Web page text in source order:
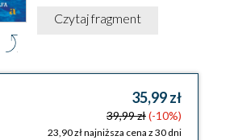
Czytaj fragment
35,99 zł
39,99 zł(-10%)
23,90 zł najniższa cena z 30 dni